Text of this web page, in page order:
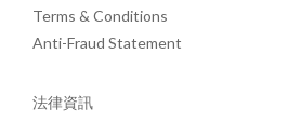
Terms & Conditions
Anti-Fraud Statement
法律資訊